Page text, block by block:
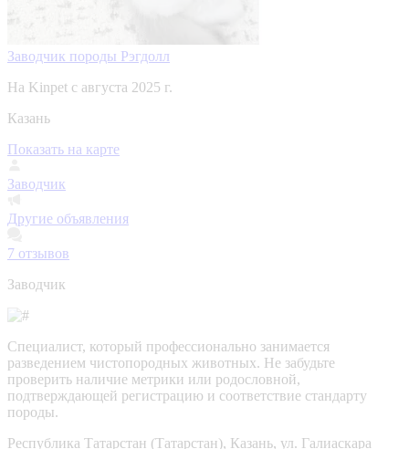
Заводчик породы Рэгдолл
На Kinpet c августа 2025 г.
Казань
Показать на карте
Заводчик
Другие объявления
7 отзывов
Заводчик
Специалист, который профессионально занимается
разведением чистопородных животных. Не забудьте
проверить наличие метрики или родословной,
подтверждающей регистрацию и соответствие стандарту
породы.
Республика Татарстан (Татарстан), Казань, ул. Галиаскара